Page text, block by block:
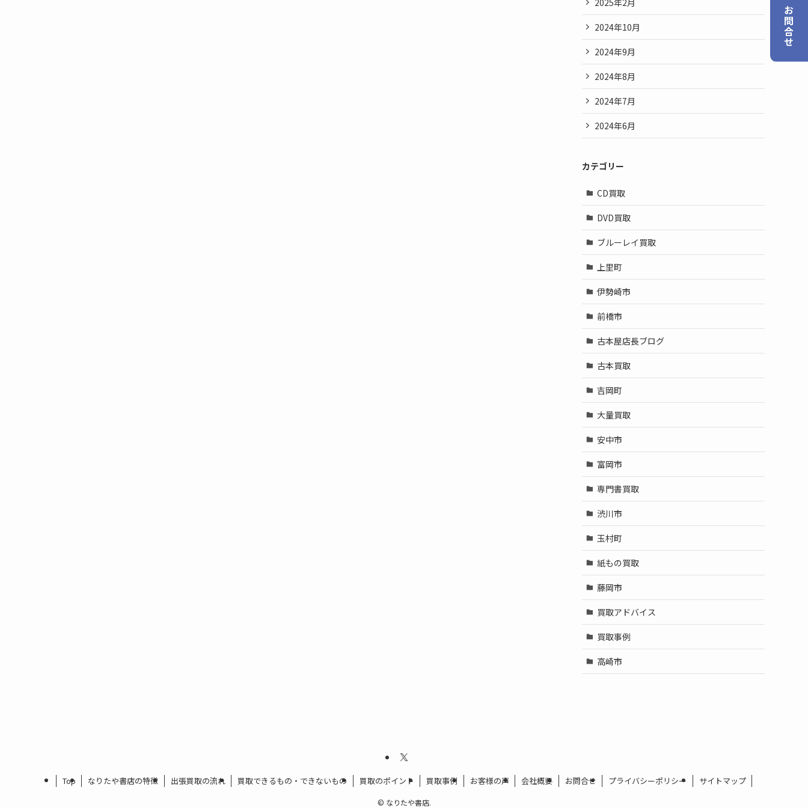
2024年10月
2024年9月
2024年8月
2024年7月
2024年6月
カテゴリー
CD買取
DVD買取
ブルーレイ買取
上里町
伊勢崎市
前橋市
古本屋店長ブログ
古本買取
吉岡町
大量買取
安中市
富岡市
専門書買取
渋川市
玉村町
紙もの買取
藤岡市
買取アドバイス
買取事例
高崎市
Top なりたや書店の特徴 出張買取の流れ 買取できるもの・できないもの 買取のポイント 買取事例 お客様の声 会社概要 お問合せ プライバシーポリシー サイトマップ
© なりたや書店.